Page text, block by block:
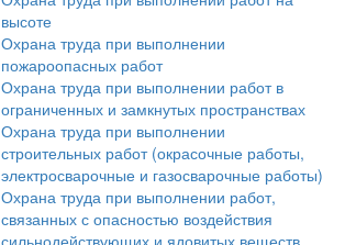
высоте
Охрана труда при выполнении
пожароопасных работ
Охрана труда при выполнении работ в
ограниченных и замкнутых пространствах
Охрана труда при выполнении
строительных работ (окрасочные работы,
электросварочные и газосварочные работы)
Охрана труда при выполнении работ,
связанных с опасностью воздействия
сильнодействующих и ядовитых веществ